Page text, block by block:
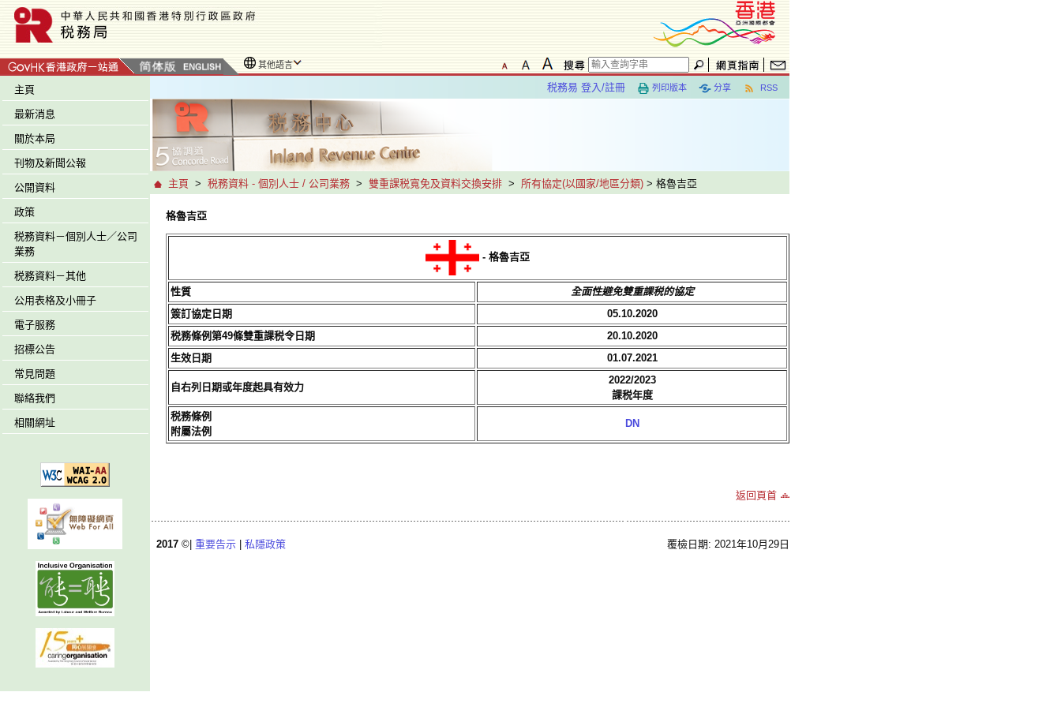
其他語言
主頁
最新消息
關於本局
刊物及新聞公報
公開資料
政策
税務資料－個別人士／公司
業務
税務資料－其他
公用表格及小冊子
電子服務
招標公告
常見問題
聯絡我們
相關網址
RSS
分享
列印版本
税務易 登入/註冊
主頁 > 税務資料 - 個別人士 / 公司業務 > 雙重課税寬免及資料交換安排 > 所有協定(以國家/地區分類) > 格魯吉亞
格魯吉亞
- 格魯吉亞
性質
全面性避免雙重課税的協定
簽訂協定日期
05.10.2020
税務條例第49條雙重課税令日期
20.10.2020
生效日期
01.07.2021
自右列日期或年度起具有效力
2022/2023
課税年度
税務條例
附屬法例
DN
返回頁首
2017 ©| 重要告示 私隱政策 覆檢日期: 2021年10月29日